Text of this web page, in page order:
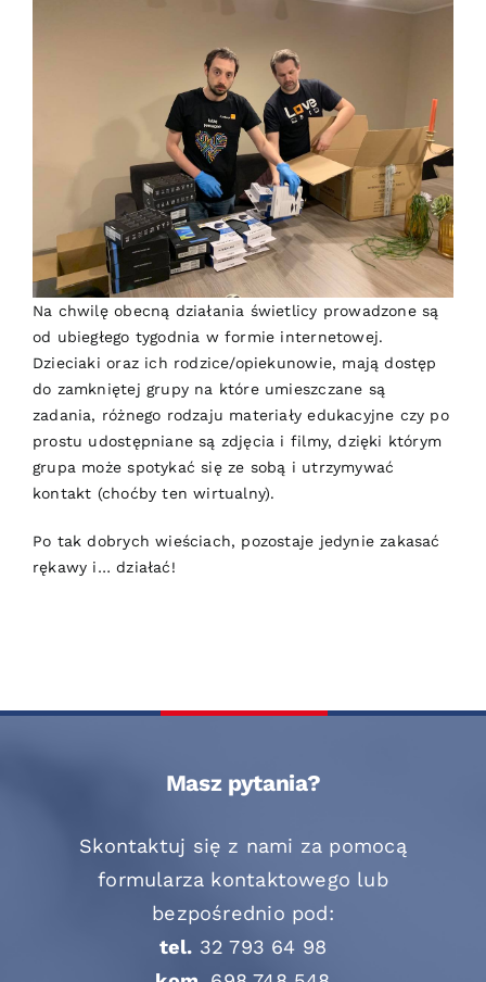
Na chwilę obecną działania świetlicy prowadzone są
od ubiegłego tygodnia w formie internetowej.
Dzieciaki oraz ich rodzice/opiekunowie, mają dostęp
do zamkniętej grupy na które umieszczane są
zadania, różnego rodzaju materiały edukacyjne czy po
prostu udostępniane są zdjęcia i filmy, dzięki którym
grupa może spotykać się ze sobą i utrzymywać
kontakt (choćby ten wirtualny).
Po tak dobrych wieściach, pozostaje jedynie zakasać
rękawy i… działać!
Masz pytania?
Skontaktuj się z nami za pomocą
formularza kontaktowego lub
bezpośrednio pod:
tel. 32 793 64 98